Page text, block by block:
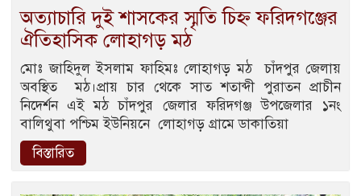
অত্যাচারি দুই শাসকের স্মৃতি চিহ্ন ফরিদগঞ্জের
ঐতিহাসিক লোহাগড় মঠ
মোঃ জাহিদুল ইসলাম ফাহিমঃ লোহাগড় মঠ চাঁদপুর জেলায়
অবস্থিত মঠ।প্রায় চার থেকে সাত শতাব্দী পুরাতন প্রাচীন
নিদের্শন এই মঠ চাঁদপুর জেলার ফরিদগঞ্জ উপজেলার ১নং
বালিথুবা পশ্চিম ইউনিয়নে লোহাগড় গ্রামে ডাকাতিয়া
বিস্তারিত